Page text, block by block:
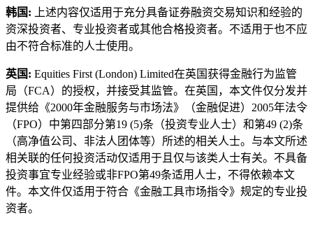
韩国:
上述内容仅适用于充分具备证券融资交易知识和经验的
资深投资者、专业投资者或其他合格投资者。不适用于也不应
由不符合标准的人士使用。
英国: Equities First (London) Limited在英国获得金融行为监管
局（FCA）的授权，并接受其监管。在英国，本文件仅分发并
提供给《2000年金融服务与市场法》（金融促进）2005年法令
（FPO）中第四部分第19 (5)条（投资专业人士）和第49 (2)条
（高净值公司、非法人团体等）所述的相关人士。与本文所述
相关联的任何投资活动仅适用于且仅与该类人士有关。不具备
投资事宜专业经验或非FPO第49条适用人士，不得依赖本文
件。本文件仅适用于符合《金融工具市场指令》规定的专业投
资者。